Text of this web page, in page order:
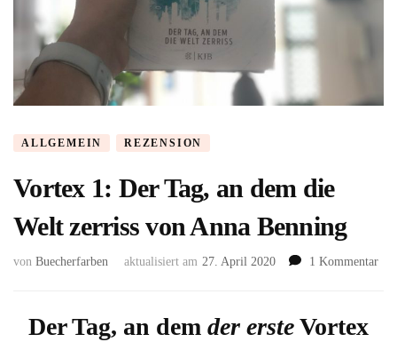
ALLGEMEIN REZENSION
Vortex 1: Der Tag, an dem die
Welt zerriss von Anna Benning
von Buecherfarben aktualisiert am 27. April 2020 1 Kommentarzu
Der Tag, an dem der ersteVortex